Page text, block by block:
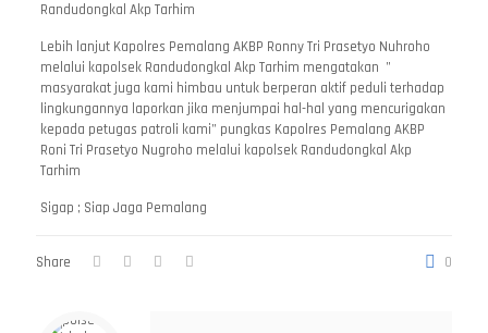
Randudongkal Akp Tarhim
Lebih lanjut Kapolres Pemalang AKBP Ronny Tri Prasetyo Nuhroho
melalui kapolsek Randudongkal Akp Tarhim mengatakan ”
masyarakat juga kami himbau untuk berperan aktif peduli terhadap
lingkungannya laporkan jika menjumpai hal-hal yang mencurigakan
kepada petugas patroli kami” pungkas Kapolres Pemalang AKBP
Roni Tri Prasetyo Nugroho melalui kapolsek Randudongkal Akp
Tarhim
Sigap ; Siap Jaga Pemalang
Share 0